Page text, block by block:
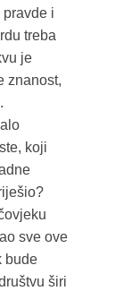
i
treba
je
znanost,
koji
sve ove
bude
širi